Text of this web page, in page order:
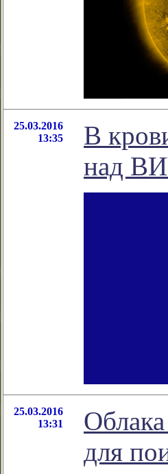
25.03.2016
13:35
В
над
25.03.2016
13:31
для